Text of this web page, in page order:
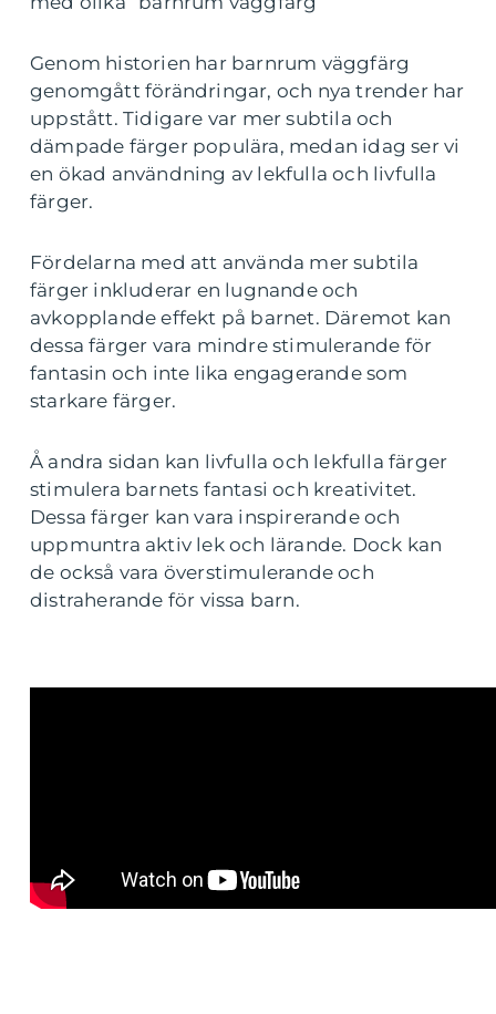
Genom historien har barnrum väggfärg
genomgått förändringar, och nya trender har
uppstått. Tidigare var mer subtila och
dämpade färger populära, medan idag ser vi
en ökad användning av lekfulla och livfulla
färger.
Fördelarna med att använda mer subtila
färger inkluderar en lugnande och
avkopplande effekt på barnet. Däremot kan
dessa färger vara mindre stimulerande för
fantasin och inte lika engagerande som
starkare färger.
Å andra sidan kan livfulla och lekfulla färger
stimulera barnets fantasi och kreativitet.
Dessa färger kan vara inspirerande och
uppmuntra aktiv lek och lärande. Dock kan
de också vara överstimulerande och
distraherande för vissa barn.